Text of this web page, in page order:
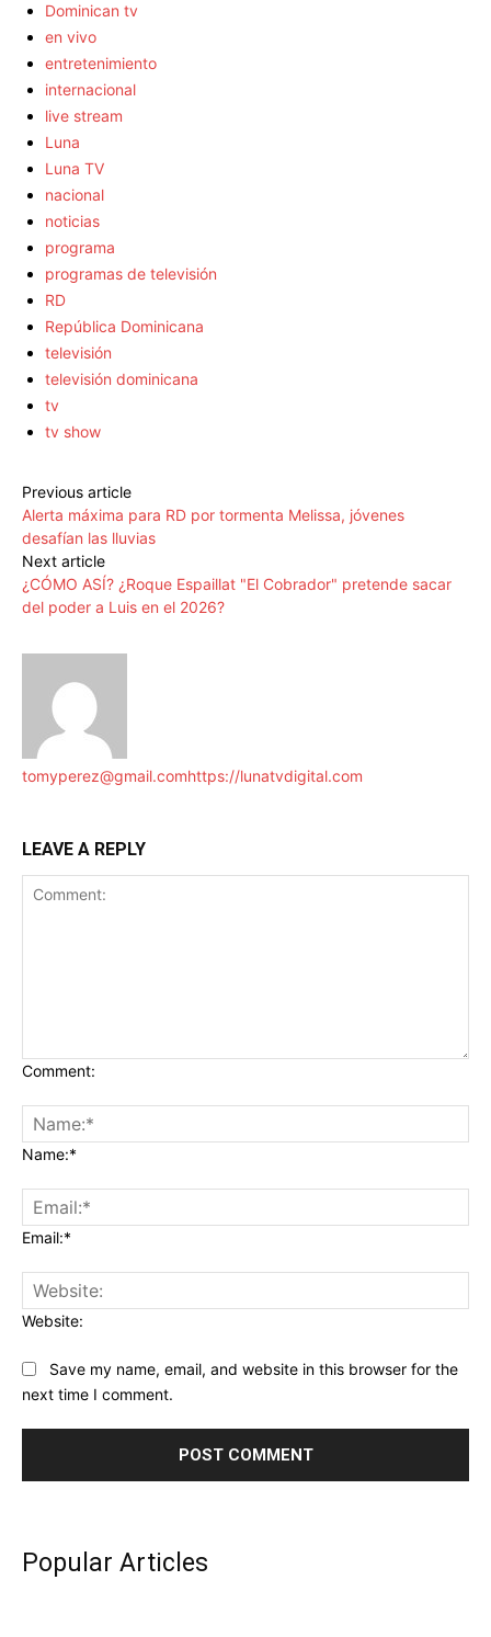
Dominican tv
en vivo
entretenimiento
internacional
live stream
Luna
Luna TV
nacional
noticias
programa
programas de televisión
RD
República Dominicana
televisión
televisión dominicana
tv
tv show
Previous article
Alerta máxima para RD por tormenta Melissa, jóvenes
desafían las lluvias
Next article
¿CÓMO ASÍ? ¿Roque Espaillat "El Cobrador" pretende sacar
del poder a Luis en el 2026?
tomyperez@gmail.comhttps://lunatvdigital.com
LEAVE A REPLY
Comment:
Name:*
Email:*
Website:
Save my name, email, and website in this browser for the
next time I comment.
Popular Articles